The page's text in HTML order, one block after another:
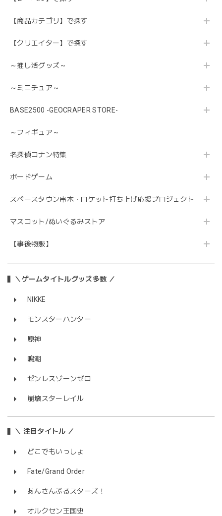
【商品カテゴリ】で探す
【クリエイター】で探す
～推し活グッズ～
～ミニチュア～
BASE2500 -GEOCRAPER STORE-
～フィギュア～
名探偵コナン特集
ボードゲーム
スペースタウン串本・ロケット打ち上げ応援プロジェクト
マスコット/ぬいぐるみストア
【事後物販】
＼ゲームタイトルグッズ多数 ／
NIKKE
モンスターハンター
原神
鳴潮
ゼンレスゾーンゼロ
崩壊スターレイル
＼ 注目タイトル ／
どこでもいっしょ
Fate/Grand Order
あんさんぶるスターズ！
オルクセン王国史